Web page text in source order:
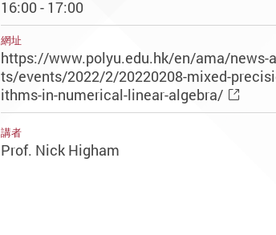
16:00 - 17:00
網址
https://www.polyu.edu.hk/en/ama/news-
ts/events/2022/2/20220208-mixed-
ithms-in-numerical-linear-algebra/
講者
Prof. Nick Higham